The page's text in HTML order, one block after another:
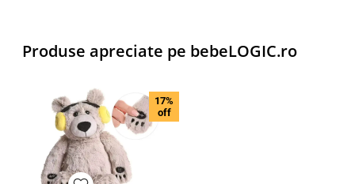
Produse apreciate pe bebeLOGIC.ro
17%
off